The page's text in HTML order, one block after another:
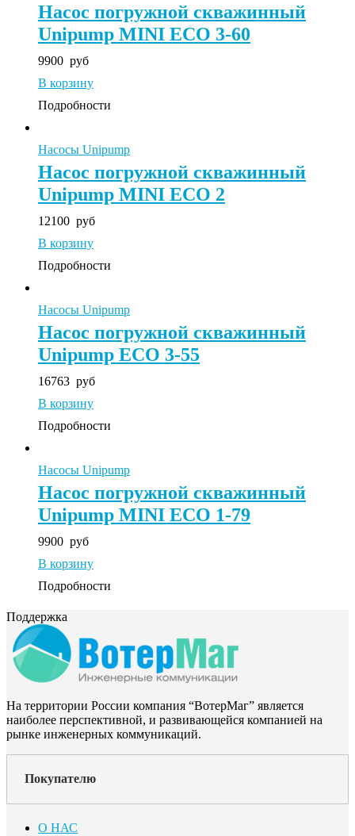
Насос погружной скважинный
Unipump MINI ECO 3-60
9900 руб
В корзину
Подробности
Насосы Unipump
Насос погружной скважинный
Unipump MINI ECO 2
12100 руб
В корзину
Подробности
Насосы Unipump
Насос погружной скважинный
Unipump ECO 3-55
16763 руб
В корзину
Подробности
Насосы Unipump
Насос погружной скважинный
Unipump MINI ECO 1-79
9900 руб
В корзину
Подробности
Поддержка
На территории России компания “ВотерМаг” является
наиболее перспективной, и развивающейся компанией на
рынке инженерных коммуникаций.
Покупателю
О НАС